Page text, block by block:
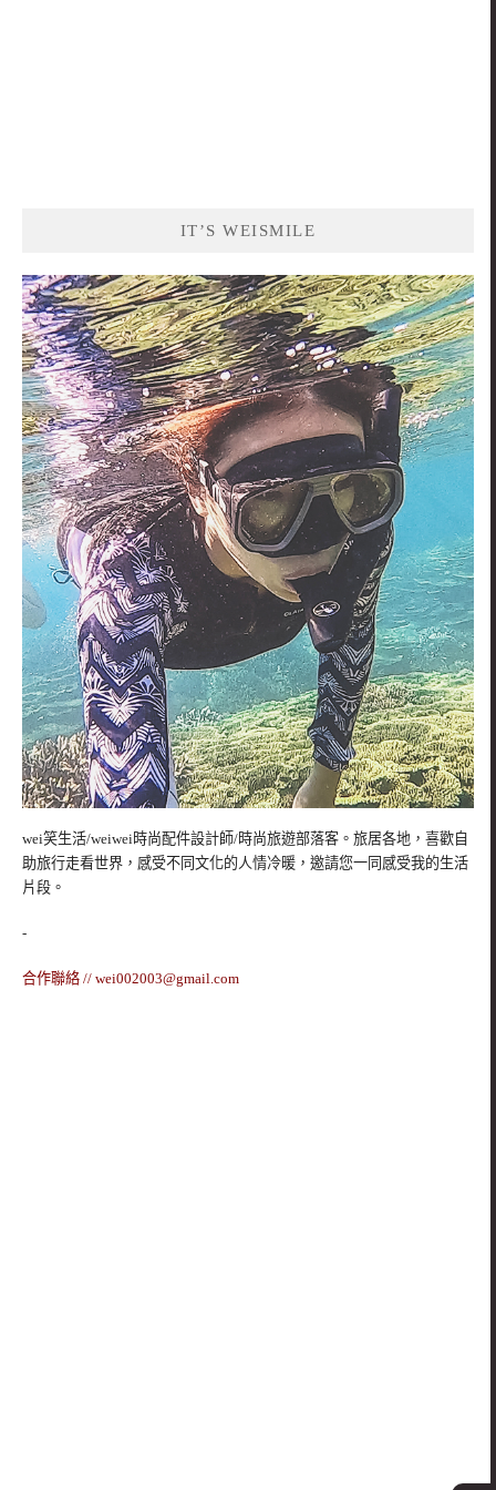
IT’S WEISMILE
wei笑生活/weiwei時尚配件設計師/時尚旅遊部落客。旅居各地，喜歡自
助旅行走看世界，感受不同文化的人情冷暖，邀請您一同感受我的生活
片段。
-
合作聯絡 // wei002003@gmail.com